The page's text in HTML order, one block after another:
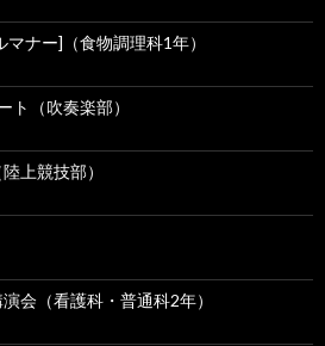
ナー]（食物調理科1年）
ト（吹奏楽部）
上競技部）
会（看護科・普通科2年）